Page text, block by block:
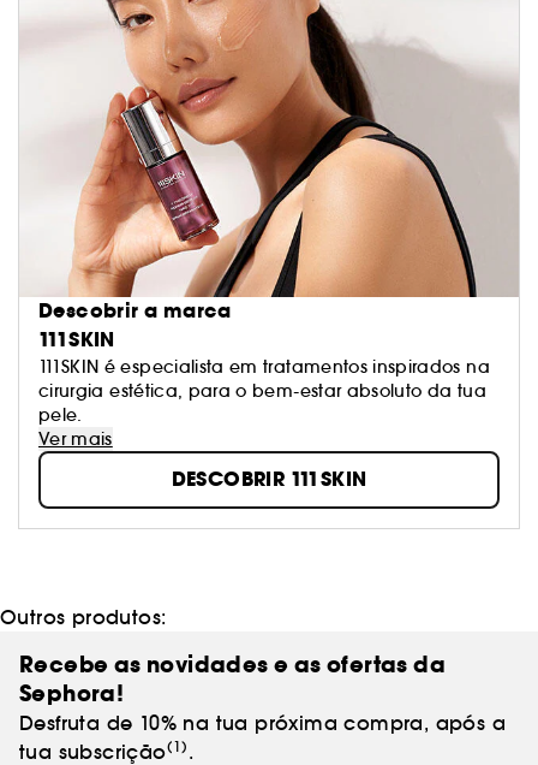
Descobrir a marca
111SKIN
111SKIN é especialista em tratamentos inspirados na
cirurgia estética, para o bem-estar absoluto da tua
pele.
Ver mais
DESCOBRIR 111SKIN
Outros produtos:
Recebe as novidades e as ofertas da
Sephora!
Desfruta de 10% na tua próxima compra, após a
tua subscrição(1) .